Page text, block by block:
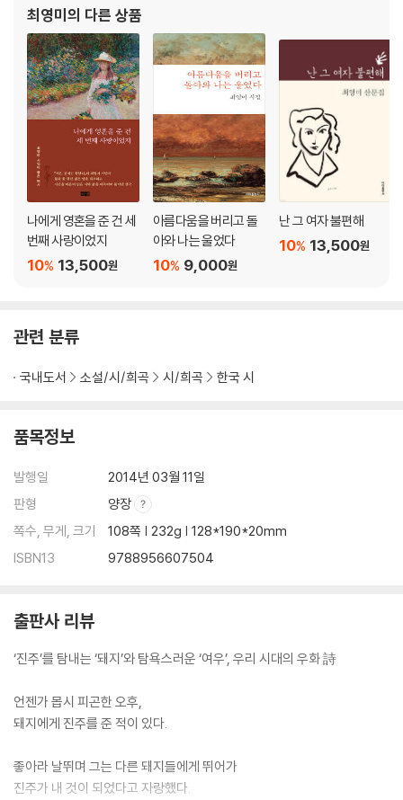
인생보다 진실한 게임
공은 기다리는 곳에서 오지 않는다
나는 왜 수비수가 되었나
인간의 두 부류
4부 달리는 폐허 위에서
노트르담의 오르간
베르사유의 가을
“ICI REPOSE 여기 쉬다”
베니스의 유령
발자크의 집을 다녀와
런던의 실비아 플래스
산과 바다
권력의 얼굴
짐승의 시간
44년 전의 오늘
이장(移葬)
시인의 말
최영미 의 다른 상품
나에게 영혼을 준 건 세
번째 사랑이었지
13,500원
10%
아름다움을 버리고 돌
아와 나는 울었다
9,000원
10%
난 그 여자 불편해
13,500원
10%
관련 분류
국내도서 소설/시/희곡 시/희곡 한국 시
품목정보
발행일
2014년 03월 11일
판형
양장
쪽수, 무게, 크기
108쪽 | 232g | 128*190*20mm
ISBN13
9788956607504
출판사 리뷰
‘진주’를 탐내는 ‘돼지’와 탐욕스러운 ‘여우’, 우리 시대의 우화 詩
언젠가 몹시 피곤한 오후,
돼지에게 진주를 준 적이 있다.
좋아라 날뛰며 그는 다른 돼지들에게 뛰어가
진주가 내 것이 되었다고 자랑했다.